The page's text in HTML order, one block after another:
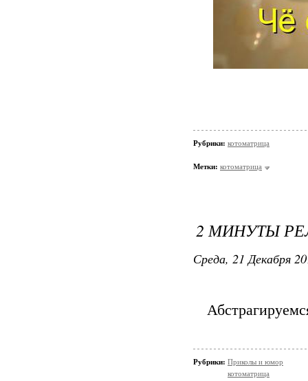
Рубрики: котоматрица
Метки: котоматрица
2 МИНУТЫ
Среда, 21 Декабря
Рубрики: Приколы и юмор
котоматрица